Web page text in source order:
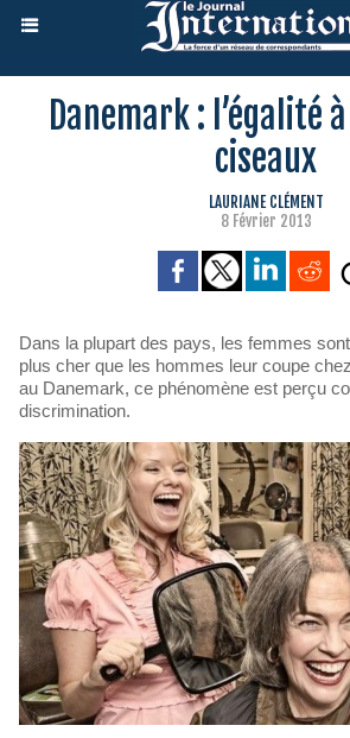
Danemark : l’égalité
ciseaux
LAURIANE CLÉMENT
8 Février 2013
Dans la plupart des pays, les femmes
plus cher que les hommes leur coupe
au Danemark, ce phénomène est perçu
discrimination.